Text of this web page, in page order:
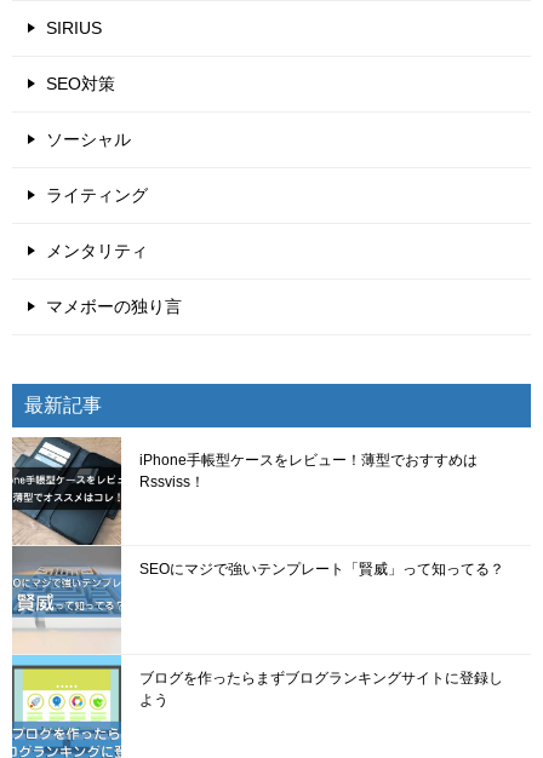
SIRIUS
SEO対策
ソーシャル
ライティング
メンタリティ
マメボーの独り言
最新記事
iPhone手帳型ケースをレビュー！薄型でおすすめは
Rssviss！
SEOにマジで強いテンプレート「賢威」って知ってる？
ブログを作ったらまずブログランキングサイトに登録し
よう